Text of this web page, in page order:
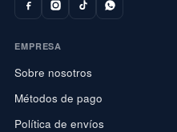
EMPRESA
Sobre nosotros
Métodos de pago
Política de envíos